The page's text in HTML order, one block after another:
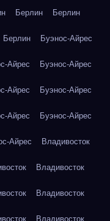
Берлин Берлин
Берлин Буэнос-Айрес
Айрес Буэнос-Айрес
Айрес Буэнос-Айрес
Айрес Буэнос-Айрес
Айрес Владивосток
Владивосток
Владивосток
Владивосток